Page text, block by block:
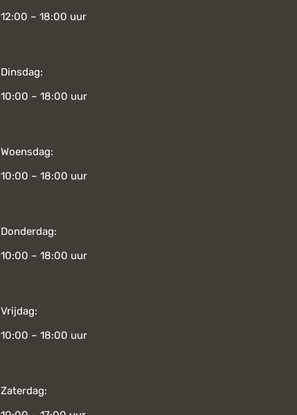
12:00 – 18:00 uur
Dinsdag:
10:00 – 18:00 uur
Woensdag:
10:00 – 18:00 uur
Donderdag:
10:00 – 18:00 uur
Vrijdag:
10:00 – 18:00 uur
Zaterdag: